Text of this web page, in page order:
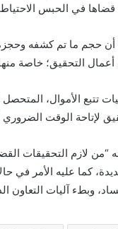
في الحبس
أن حجم ما تم كشفه
التحقيق؛ خاصة منها
تتبع الأموال،
لإتاحة الوقت
“من لازم التحقيقات
كما عليه الأمر في
وبطء آليات التعاون